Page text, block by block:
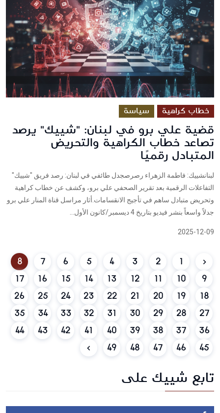
خطاب كراهية سياسة
قضية علي برو في لبنان: "شييك" يرصد
تصاعد خطاب الكراهية والتحريض
المتبادل رقميًا
لبنانشييك: فاطمة الزهراء رصرصجدل طائفي في لبنان: رصد فريق "شييك"
التفاعلات الرقمية بعد تقرير الصحفي علي برو، وكشف عن خطاب كراهية
وتحريض متبادل ساهم في تأجيج الانقسامات.أثار مراسل قناة المنار علي برو
جدلاً واسعاً بنشر فيديو بتاريخ 4 ديسمبر/كانون الأول...
2025-12-09
1
2
3
4
5
6
7
8
9
10
11
12
13
14
15
16
17
18
19
20
21
22
23
24
25
26
27
28
29
30
31
32
33
34
35
36
37
38
39
40
41
42
43
44
45
46
47
48
49
تابع شييك على